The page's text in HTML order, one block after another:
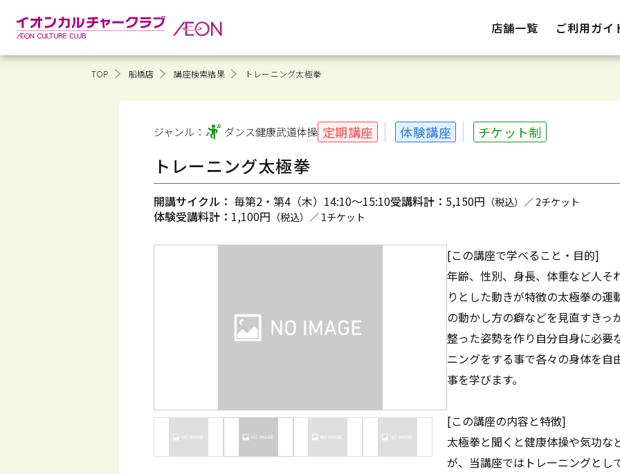
店舗一覧 ご利用ガイ
TOP 船橋店 講座検索結果 トレーニング太極拳
ジャンル： ダンス健康武道体操 定期講座 体験講座 チケット制
トレーニング太極拳
開講サイクル： 毎第2・第4（木）14:10～15:10受講料計： 5,150円 （税込）／ 2チケット
体験受講料計： 1,100円 （税込）／ 1チケット
[この講座で学べること・目的]
年齢、性別、身長、体重など人そ
りとした動きが特徴の太極拳の運
の動かし方の癖などを見直すきっ
整った姿勢を作り自分自身に必要
ニングをする事で各々の身体を自
事を学びます。
[この講座の内容と特徴]
太極拳と聞くと健康体操や気功な
が、当講座ではトレーニングとし